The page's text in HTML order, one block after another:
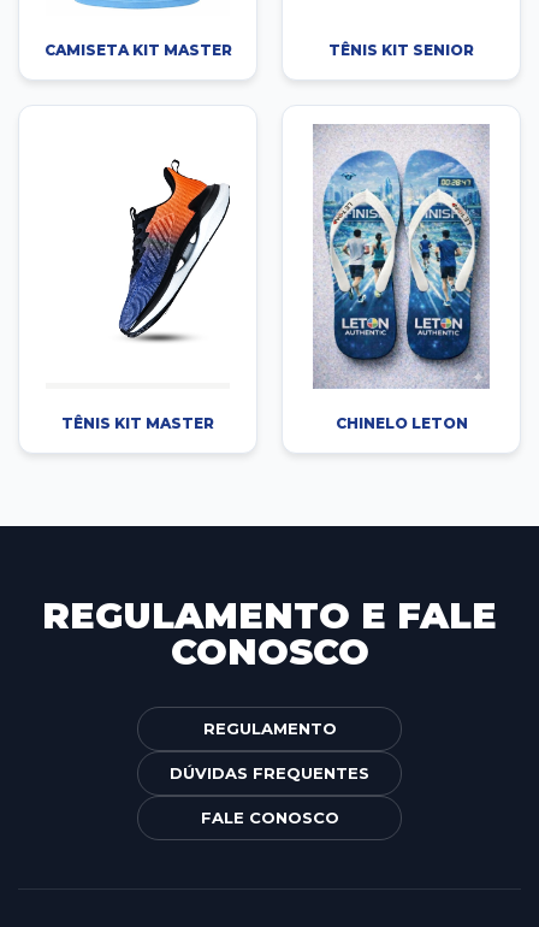
CAMISETA KIT MASTER TÊNIS KIT SENIOR
TÊNIS KIT MASTER CHINELO LETON
REGULAMENTO E FALE
CONOSCO
REGULAMENTO
DÚVIDAS FREQUENTES
FALE CONOSCO